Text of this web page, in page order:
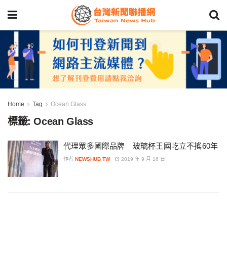
Home Tag Ocean Glass
標籤:Ocean Glass
代理眾多國際品牌 玻璃杯王國屹立不搖60年
作者 NEWSHUB TW 2019 年 9 月 16 日